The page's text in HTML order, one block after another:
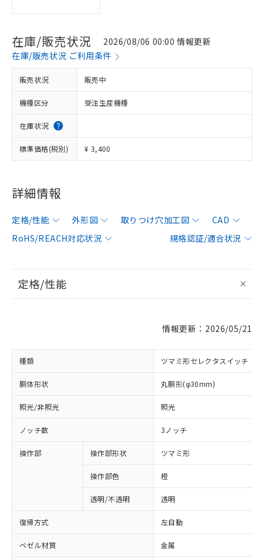
在庫/販売状況
2026/08/06 00:00 情報更新
在庫/販売状況 ご利用条件
販売状況 販売中
機種区分 受注生産機種
在庫状況
標準価格(税別) ¥ 3,400
詳細情報
定格/性能 外形図 取りつけ穴加工図
CAD
RoHS/REACH対応状況
規格認証/適合状況
定格/性能
情報更新：2026/05/21
種類 ツマミ形セレクタスイッチ
胴体形状 丸胴形(φ30mm)
照光/非照光 照光
ノッチ数 3ノッチ
操作部 操作部形状 ツマミ形
操作部色 橙
透明/不透明 透明
復帰方式 左自動
ベゼル材質 金属